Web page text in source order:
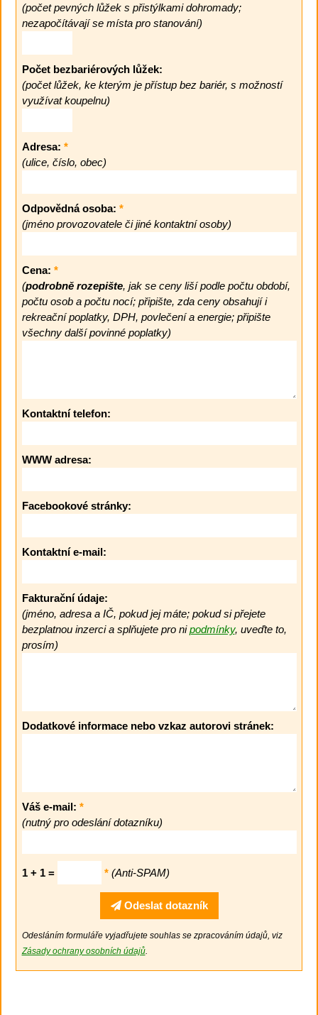
(počet pevných lůžek s přistýlkami dohromady;
nezapočítávají se místa pro stanování)
Počet bezbariérových lůžek:
(počet lůžek, ke kterým je přístup bez bariér, s možností
využívat koupelnu)
Adresa: *
(ulice, číslo, obec)
Odpovědná osoba: *
(jméno provozovatele či jiné kontaktní osoby)
Cena: *
(podrobně rozepište, jak se ceny liší podle počtu období,
počtu osob a počtu nocí; připište, zda ceny obsahují i
rekreační poplatky, DPH, povlečení a energie; připište
všechny další povinné poplatky)
Kontaktní telefon:
WWW adresa:
Facebookové stránky:
Kontaktní e-mail:
Fakturační údaje:
(jméno, adresa a IČ, pokud jej máte; pokud si přejete
bezplatnou inzerci a splňujete pro nipodmínky, uveďte to,
prosím)
Dodatkové informace nebo vzkaz autorovi stránek:
Váš e-mail: *
(nutný pro odeslání dotazníku)
1 + 1 = * (Anti-SPAM)
Odeslat dotazník
Odesláním formuláře vyjadřujete souhlas se zpracováním údajů, viz
Zásady ochrany osobních údajů.